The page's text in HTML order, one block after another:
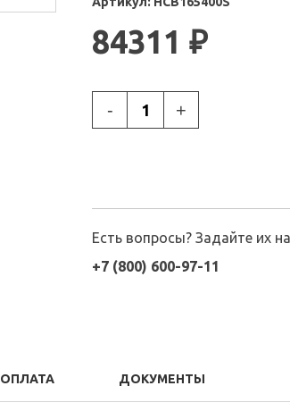
84311 ₽
- +
Есть вопросы? Задайте их
+7 (800) 600-97-11
ОПЛАТА ДОКУМЕНТЫ